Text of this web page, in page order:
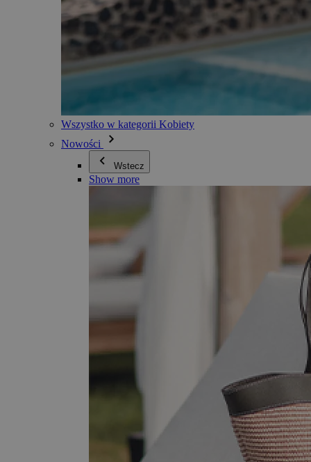
Wszystko w kategorii Kobiety
Nowości
Wstecz
Show more